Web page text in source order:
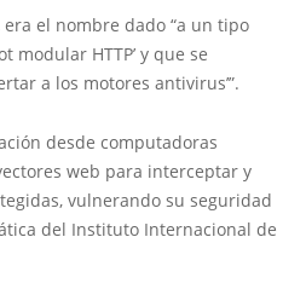
era el nombre dado “a un tipo
HTTP’ y que se
a los motores antivirus’”.
desde computadoras
web para interceptar y
vulnerando su seguridad
del Instituto Internacional de